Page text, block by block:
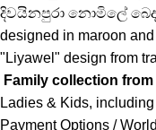
දිවයිනපුරා නොමිලේ
designed in maroon
"Liyawel" design from
Family collection
Ladies & Kids,
Payment Options /